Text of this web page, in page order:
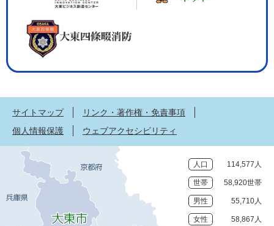
サイトマップ
リンク・著作権・免責事項
個人情報保護
ウェブアクセシビリティ
人口 114,577人
世帯 58,920世帯
男性 55,710人
女性 58,867人